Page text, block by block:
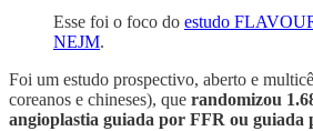
Esse foi o foco do estudo
NEJM.
Foi um estudo prospectivo, aberto e
coreanos e chineses), que randomizou
angioplastia guiada por FFR ou guiada